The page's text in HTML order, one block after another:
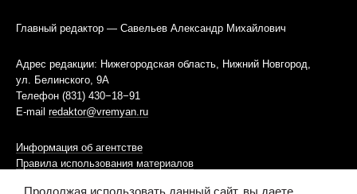
Главный редактор — Савельев Александр Михайлович
Адрес редакции: Нижегородская область, Нижний Новгород,
ул. Белинского, 9А
Телефон (831) 430−18−91
E-mail redaktor@vremyan.ru
Информация об агентстве
Правила использования материалов
Продолжая использовать данный сайт, вы даете